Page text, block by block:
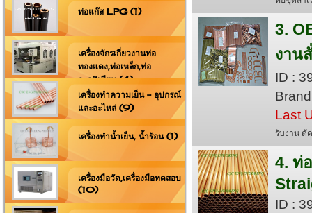
3.
งาน
ID :
Last
รับงาน ดั
4. ท่
ID :
ท่อแก๊ส LPG (1)
เครื่องจักรเกี่ยวงานท่อ
ทองแดง,ท่อเหล็ก,ท่อ
อะลูมิเนียม (4)
เครื่องทำความเย็น - อุปกรณ์
และอะไหล่ (9)
เครื่องทำน้ำเย็น, น้ำร้อน (1)
เครื่องมือวัด,เครื่องมือทดสอบ
(10)